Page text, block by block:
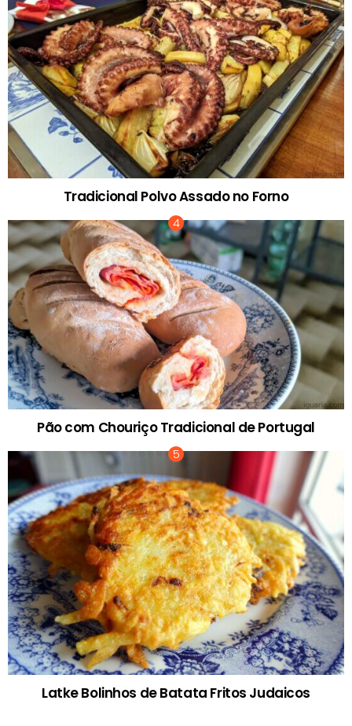
Tradicional Polvo Assado no Forno
Pão com Chouriço Tradicional de Portugal
Latke Bolinhos de Batata Fritos Judaicos